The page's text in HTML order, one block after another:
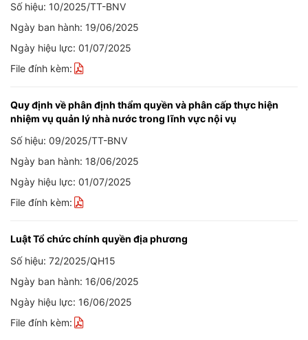
Số hiệu: 10/2025/TT-BNV
Ngày ban hành: 19/06/2025
Ngày hiệu lực: 01/07/2025
File đính kèm:
Quy định về phân định thẩm quyền và phân cấp thực hiện
nhiệm vụ quản lý nhà nước trong lĩnh vực nội vụ
Số hiệu: 09/2025/TT-BNV
Ngày ban hành: 18/06/2025
Ngày hiệu lực: 01/07/2025
File đính kèm:
Luật Tổ chức chính quyền địa phương
Số hiệu: 72/2025/QH15
Ngày ban hành: 16/06/2025
Ngày hiệu lực: 16/06/2025
File đính kèm: